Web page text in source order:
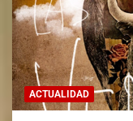
ACTUALIDAD